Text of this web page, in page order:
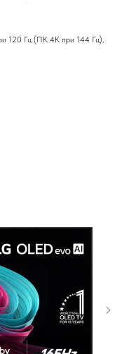
120 Гц (ПК 4K при 144 Гц),